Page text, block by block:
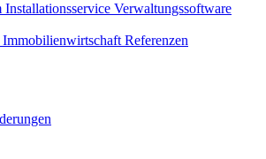
Installationsservice Verwaltungssoftware
Immobilienwirtschaft Referenzen